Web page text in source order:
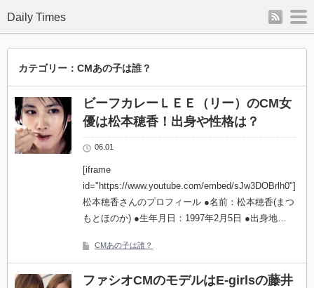
Daily Times rss
カテゴリー：CMあの子は誰？
ビーフカレーＬＥＥ（リー）のCM女
優は松本穂香！出身や性格は？
06.01
[iframe
id="https://www.youtube.com/embed/sJw3DOBrlh0"]
松本穂香さんのプロフィール ●名前：松本穂香(まつ
もとほのか) ●生年月日：1997年2月5日 ●出身地…
CMあの子は誰？
ファシオCMのモデルはE-girlsの藤井